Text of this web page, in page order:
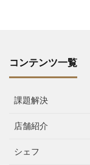
コンテンツ一覧
課題解決
店舗紹介
シェフ